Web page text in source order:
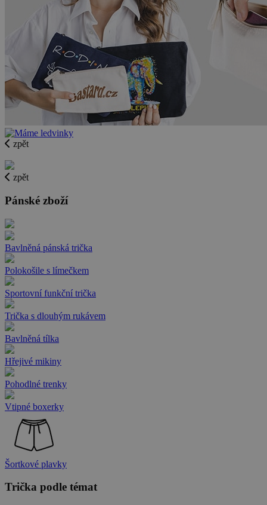
zpět
zpět
Pánské zboží
Bavlněná pánská trička
Polokošile s límečkem
Sportovní funkční trička
Trička s dlouhým rukávem
Bavlněná tílka
Hřejivé mikiny
Pohodlné trenky
Vtipné boxerky
Šortkové plavky
Trička podle témat